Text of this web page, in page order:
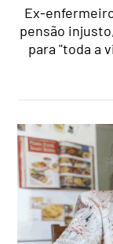
Ex-
pensão
para "toda a